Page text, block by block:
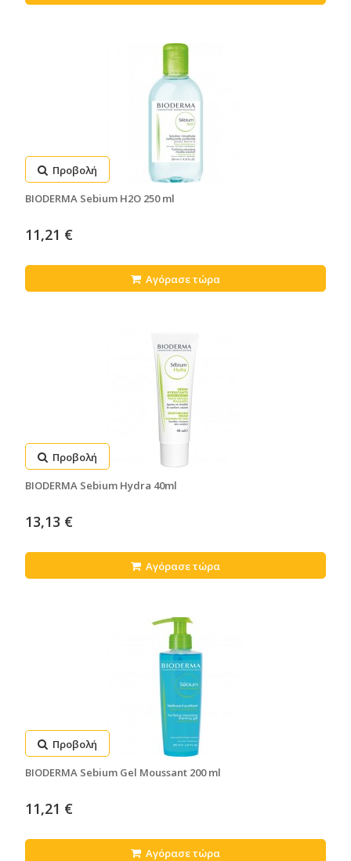
Προβολή
BIODERMA Sebium H2O 250 ml
11,21 €
Αγόρασε τώρα
Προβολή
BIODERMA Sebium Hydra 40ml
13,13 €
Αγόρασε τώρα
Προβολή
BIODERMA Sebium Gel Moussant 200 ml
11,21 €
Αγόρασε τώρα